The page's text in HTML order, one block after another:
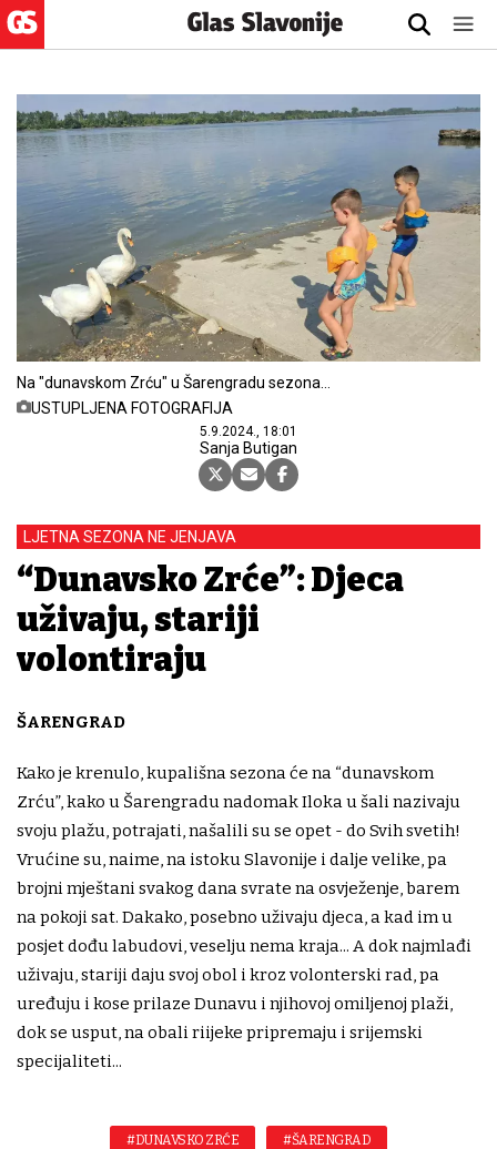
Na "dunavskom Zrću" u Šarengradu sezona
kupanja ne jenjava
USTUPLJENA FOTOGRAFIJA
5.9.2024., 18:01
Sanja Butigan
LJETNA SEZONA NE JENJAVA
“Dunavsko Zrće”: Djeca
uživaju, stariji
volontiraju
ŠARENGRAD
Kako je krenulo, kupališna sezona će na “dunavskom
Zrću”, kako u Šarengradu nadomak Iloka u šali nazivaju
svoju plažu, potrajati, našalili su se opet - do Svih svetih!
Vrućine su, naime, na istoku Slavonije i dalje velike, pa
brojni mještani svakog dana svrate na osvježenje, barem
na pokoji sat. Dakako, posebno uživaju djeca, a kad im u
posjet dođu labudovi, veselju nema kraja... A dok najmlađi
uživaju, stariji daju svoj obol i kroz volonterski rad, pa
uređuju i kose prilaze Dunavu i njihovoj omiljenoj plaži,
dok se usput, na obali riijeke pripremaju i srijemski
specijaliteti...
#DUNAVSKO ZRĆE #ŠARENGRAD